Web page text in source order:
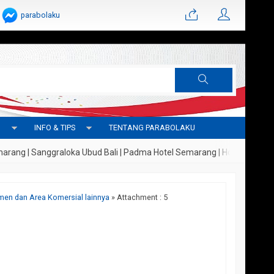
parabolaku
INFO & TIPS TENTANG PARABOLAKU
Sanggraloka Ubud Bali | Padma Hotel Semarang | Hotel
dan Area Komersial lainnya » Attachment : 5